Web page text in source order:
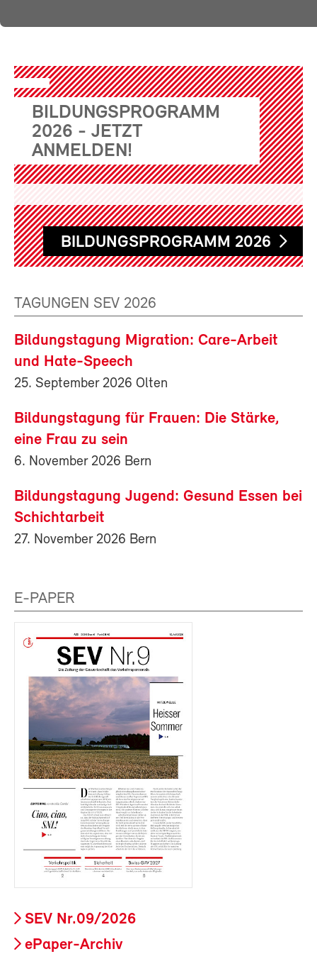
BILDUNGSPROGRAMM
2026 - JETZT
ANMELDEN!
BILDUNGSPROGRAMM 2026
TAGUNGEN SEV 2026
Bildungstagung Migration: Care-Arbeit
und Hate-Speech
25. September 2026 Olten
Bildungstagung für Frauen: Die Stärke,
eine Frau zu sein
6. November 2026 Bern
Bildungstagung Jugend: Gesund Essen bei
Schichtarbeit
27. November 2026 Bern
E-PAPER
SEV Nr.09/2026
ePaper-Archiv